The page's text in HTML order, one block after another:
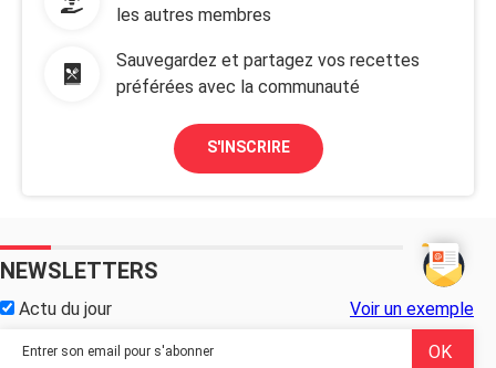
les autres membres
Sauvegardez et partagez vos recettes
préférées avec la communauté
S'INSCRIRE
NEWSLETTERS
Actu du jour Voir un exemple